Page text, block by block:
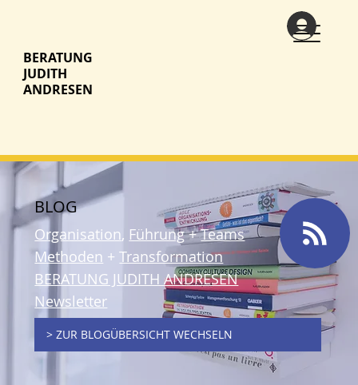
BERATUNG
JUDITH
ANDRESEN
BLOG
Organisation, Führung+Teams
Methoden +Transformation
BERATUNG JUDITH ANDRESEN
Newsletter
> ZUR BLOGÜBERSICHT WECHSELN